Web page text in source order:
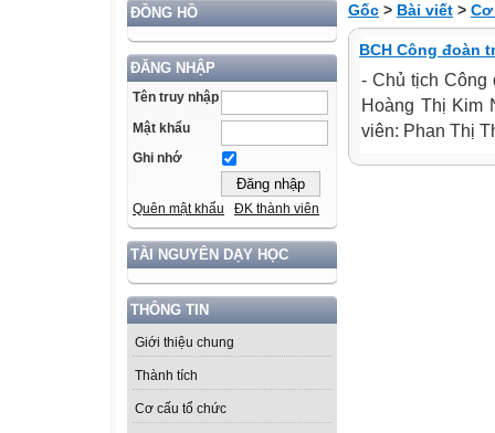
ĐỒNG HỒ
ĐĂNG NHẬP
Tên truy nhập
Mật khẩu
Ghi nhớ
Quên mật khẩu ĐK thành viên
TÀI NGUYÊN DẠY HỌC
THÔNG TIN
Giới thiệu chung
Thành tích
Cơ cấu tổ chức
Gốc > Bài viết >
BCH Công đoàn
- Chủ tịch Công
Hoàng Thị Kim
viên: Phan Thị